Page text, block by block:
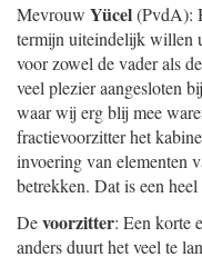
Mevrouw Yücel(PvdA):
termijn uiteindelijk willen
voor zowel de vader als
veel plezier aangesloten
waar wij erg blij mee
fractievoorzitter het
invoering van elementen
betrekken. Dat is een
Devoorzitter: Een korte
anders duurt het veel te